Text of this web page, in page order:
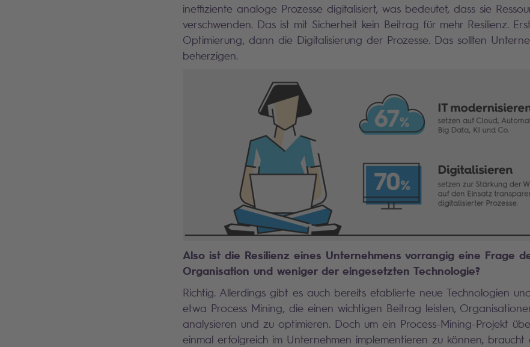
ineffiziente analoge Prozesse digitalisiert, was bedeutet, dass sie
verschwenden. Das ist mit Sicherheit kein Beitrag für mehr Resilienz.
Optimierung, dann die Digitalisierung der Prozesse. Das sollten
beherzigen.
Also ist die Resilienz eines Unternehmens vorrangig eine Frage
Organisation und weniger der eingesetzten Technologie?
Richtig. Allerdings gibt es auch bereits etablierte neue Technologien
etwa Process Mining, die einen wichtigen Beitrag leisten,
analysieren und zu optimieren. Doch um ein Process-Mining-Projekt
einmal erfolgreich im Unternehmen implementieren zu können, braucht